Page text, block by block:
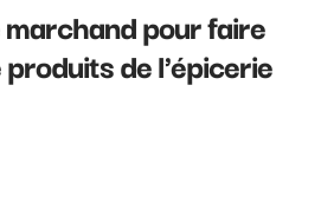
pour faire
de l'épicerie